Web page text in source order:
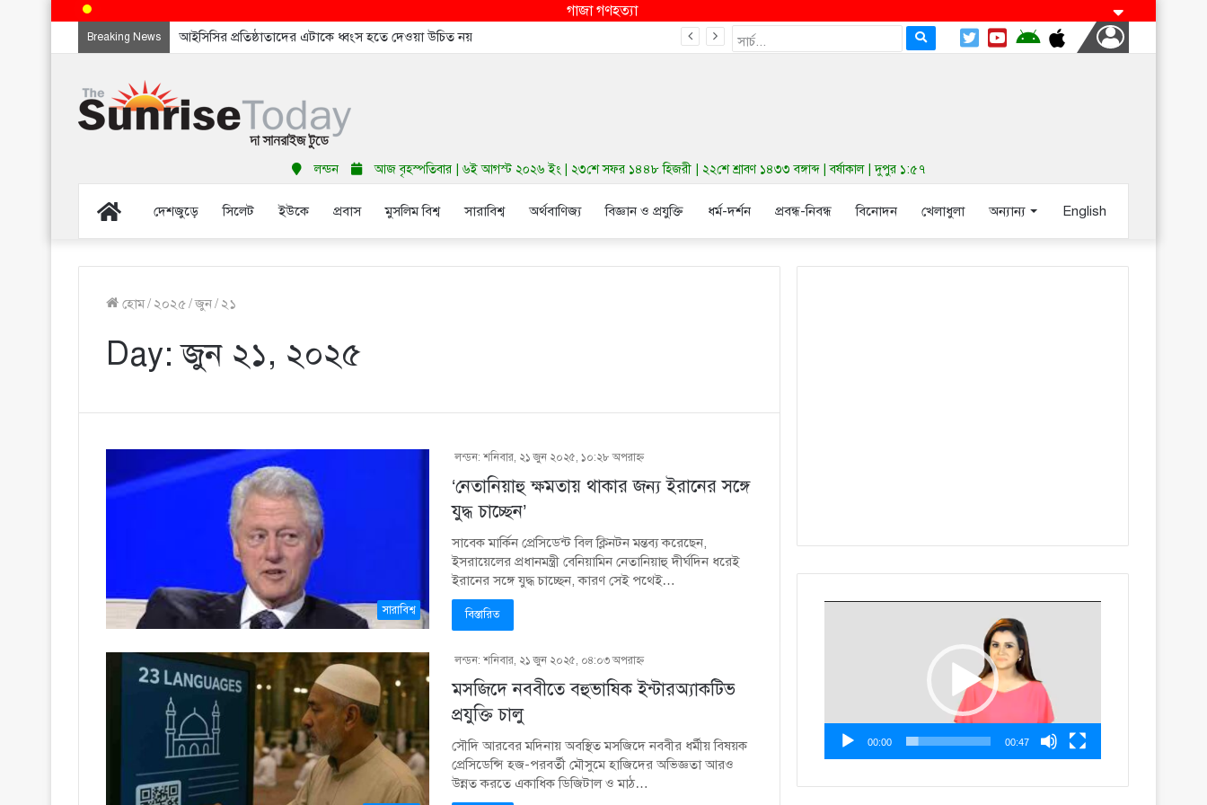
গাজা গণহত্যা
Breaking News আইসিসির প্রতিষ্ঠাতাদের এটাকে ধ্বংস হতে দেওয়া উচিত নয়
লন্ডন আজ বৃহস্পতিবার | ৬ই আগস্ট ২০২৬ ইং | ২৩শে সফর ১৪৪৮ হিজরী | ২২শে শ্রাবণ ১৪৩৩ বঙ্গাব্দ | বর্ষাকাল | দুপুর ১:৫৭
Homeদেশজুড়ে সিলেট ইউকে প্রবাস মুসলিম বিশ্ব সারাবিশ্ব অর্থবাণিজ্য বিজ্ঞান ও প্রযুক্তি ধর্ম-দর্শন প্রবন্ধ-নিবন্ধ বিনোদন খেলাধুলা অন্যান্য English
হোম/ ২০২৫/জুন/ ২১
Day:জুন ২১, ২০২৫
সারাবিশ্ব
লন্ডন: শনিবার, ২১ জুন ২০২৫, ১০:২৮ অপরাহ্ণ
‘নেতানিয়াহু ক্ষমতায় থাকার জন্য ইরানের সঙ্গে
যুদ্ধ চাচ্ছেন’
সাবেক মার্কিন প্রেসিডেন্ট বিল ক্লিনটন মন্তব্য করেছেন,
ইসরায়েলের প্রধানমন্ত্রী বেনিয়ামিন নেতানিয়াহু দীর্ঘদিন ধরেই
ইরানের সঙ্গে যুদ্ধ চাচ্ছেন, কারণ সেই পথেই…
বিস্তারিত
লন্ডন: শনিবার, ২১ জুন ২০২৫, ০৪:০৩ অপরাহ্ণ
মসজিদে নববীতে বহুভাষিক ইন্টারঅ্যাকটিভ
প্রযুক্তি চালু
সৌদি আরবের মদিনায় অবস্থিত মসজিদে নববীর ধর্মীয় বিষয়ক
প্রেসিডেন্সি হজ-পরবর্তী মৌসুমে হাজিদের অভিজ্ঞতা আরও
উন্নত করতে একাধিক ডিজিটাল ও মাঠ…
00:00 00:47